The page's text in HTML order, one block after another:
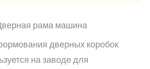
рама машина
дверных коробок
на заводе для